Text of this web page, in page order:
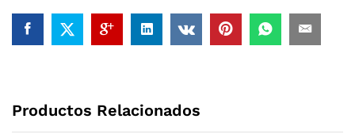
Productos Relacionados